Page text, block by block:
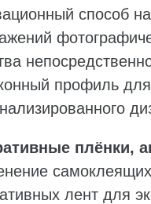
способ
профиль
плёнки,
лент для